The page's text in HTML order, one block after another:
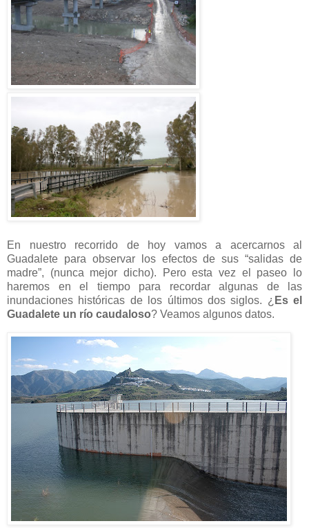
En nuestro recorrido de hoy vamos a acercarnos al
Guadalete para observar los efectos de sus “salidas de
madre”, (nunca mejor dicho). Pero esta vez el paseo lo
haremos en el tiempo para recordar algunas de las
inundaciones históricas de los últimos dos siglos. ¿ Es el
Guadalete un río caudaloso? Veamos algunos datos.